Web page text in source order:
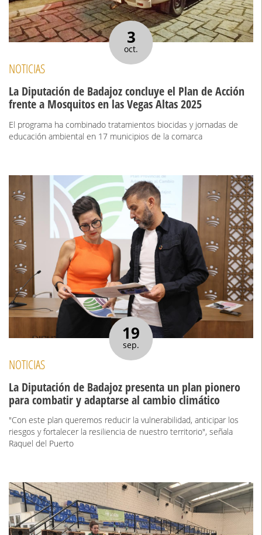
3
oct.
NOTICIAS
La Diputación de Badajoz concluye el Plan de Acción
frente a Mosquitos en las Vegas Altas 2025
El programa ha combinado tratamientos biocidas y jornadas de
educación ambiental en 17 municipios de la comarca
19
sep.
NOTICIAS
La Diputación de Badajoz presenta un plan pionero
para combatir y adaptarse al cambio climático
"Con este plan queremos reducir la vulnerabilidad, anticipar los
riesgos y fortalecer la resiliencia de nuestro territorio", señala
Raquel del Puerto